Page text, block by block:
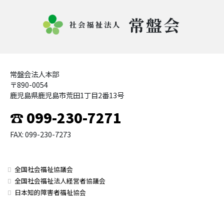
社会福祉法人 常盤会
常盤会法人本部
〒890-0054
鹿児島県鹿児島市荒田1丁目2番13号
☎ 099-230-7271
FAX: 099-230-7273
全国社会福祉協議会
全国社会福祉法人経営者協議会
日本知的障害者福祉協会